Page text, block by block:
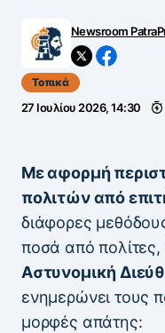
Newsroom
Τοπικά
27 Ιουλίου 2026, 14:30
Με αφορμή
πολιτών από
διάφορες
ποσά από πολίτες,
Αστυνομική
ενημερώνει τους
μορφές απάτης: